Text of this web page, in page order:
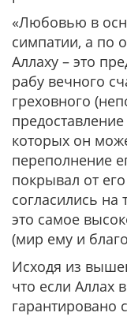
«Любовью в
симпатии, а по
Аллаху – это
рабу вечного
греховного
которых он
переполнение
покрывал от
согласились
это самое
(мир ему и
Исходя из
что если Аллах
гарантировано